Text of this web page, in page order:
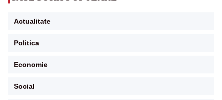
Actualitate
Politica
Economie
Social